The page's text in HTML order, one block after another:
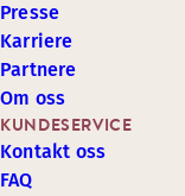
KUNDESERVICE
Kontakt oss
FAQ
Presse
Karriere
Partnere
Om oss